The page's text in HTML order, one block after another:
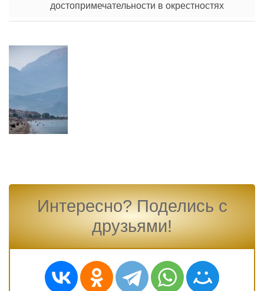
достопримечательности в окрестностях
Интересно? Поделись с
друзьями!